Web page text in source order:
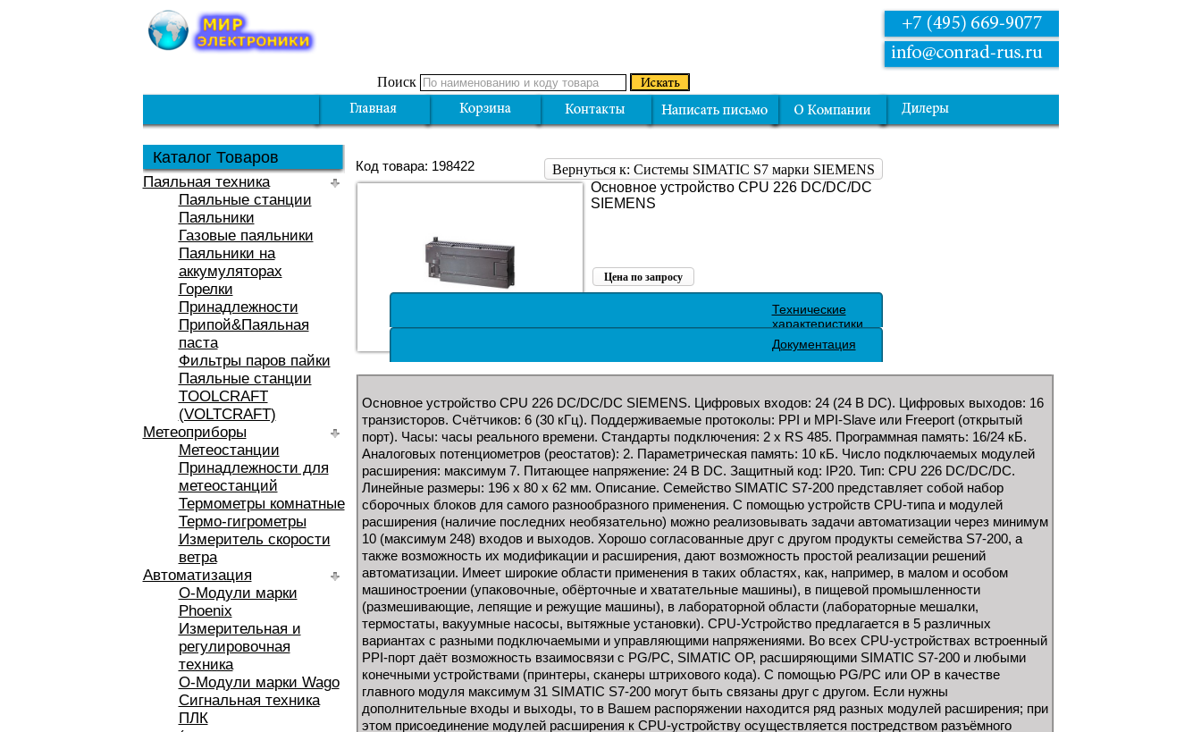
Поиск
Каталог Товаров
Паяльная техника
Паяльные станции
Паяльники
Газовые паяльники
Паяльники на
аккумуляторах
Горелки
Принадлежности
Припой&Паяльная
паста
Фильтры паров пайки
Паяльные станции
TOOLCRAFT
(VOLTCRAFT)
Метеоприборы
Метеостанции
Принадлежности для
метеостанций
Термометры комнатные
Термо-гигрометры
Измеритель скорости
ветра
Автоматизация
O-Модули марки
Phoenix
Измерительная и
регулировочная
техника
O-Модули марки Wago
Сигнальная техника
ПЛК
Вернуться к: Системы SIMATIC S7 марки SIEMENS
Код товара: 198422
Основное устройство CPU 226 DC/DC/DC
SIEMENS
Цена по запросу
Технические
характеристики
Документация
Основное устройство CPU 226 DC/DC/DC SIEMENS. Цифровых входов: 24 (24 В DC). Цифровых выходов: 16
транзисторов. Счётчиков: 6 (30 кГц). Поддерживаемые протоколы: PPI и MPI-Slave или Freeport (открытый
порт). Часы: часы реального времени. Стандарты подключения: 2 x RS 485. Программная память: 16/24 кБ.
Аналоговых потенциометров (реостатов): 2. Параметрическая память: 10 кБ. Число подключаемых модулей
расширения: максимум 7. Питающее напряжение: 24 В DC. Защитный код: IP20. Тип: CPU 226 DC/DC/DC.
Линейные размеры: 196 x 80 x 62 мм. Описание. Семейство SIMATIC S7-200 представляет собой набор
сборочных блоков для самого разнообразного применения. С помощью устройств CPU-типа и модулей
расширения (наличие последних необязательно) можно реализовывать задачи автоматизации через минимум
10 (максимум 248) входов и выходов. Хорошо согласованные друг с другом продукты семейства S7-200, а
также возможность их модификации и расширения, дают возможность простой реализации решений
автоматизации. Имеет широкие области применения в таких областях, как, например, в малом и особом
машиностроении (упаковочные, обёрточные и хватательные машины), в пищевой промышленности
(размешивающие, лепящие и режущие машины), в лабораторной области (лабораторные мешалки,
термостаты, вакуумные насосы, вытяжные установки). CPU-Устройство предлагается в 5 различных
вариантах с разными подключаемыми и управляющими напряжениями. Во всех CPU-устройствах встроенный
PPI-порт даёт возможность взаимосвязи с PG/PC, SIMATIC OP, расширяющими SIMATIC S7-200 и любыми
конечными устройствами (принтеры, сканеры штрихового кода). С помощью PG/PC или OP в качестве
главного модуля максимум 31 SIMATIC S7-200 могут быть связаны друг с другом. Если нужны
дополнительные входы и выходы, то в Вашем распоряжении находится ряд разных модулей расширения; при
этом присоединение модулей расширения к CPU-устройству осуществляется постредством разъёмного